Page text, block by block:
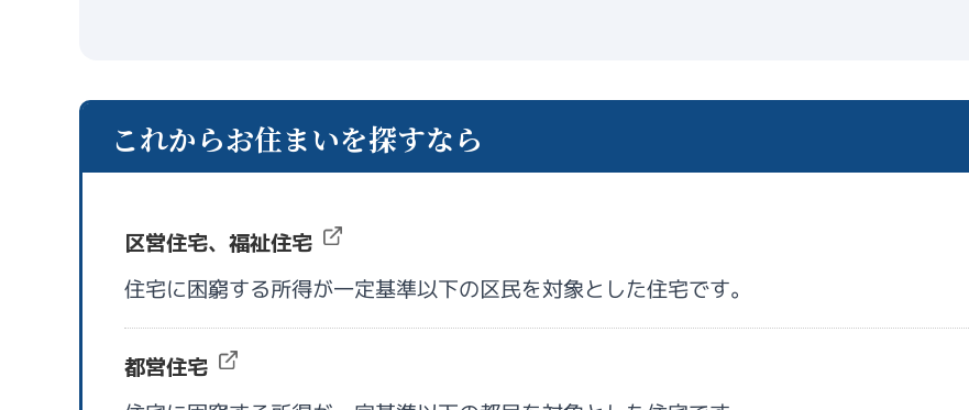
これからお住まいを探すなら
区営住宅、福祉住宅
住宅に困窮する所得が一定基準以下の区民を対象とした住宅です。
都営住宅